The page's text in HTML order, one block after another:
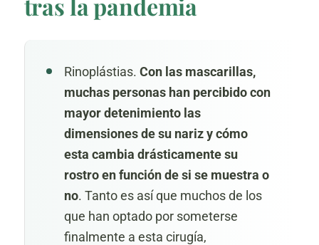
Rinoplástias. Con las mascarillas,
muchas personas han percibido con
mayor detenimiento las
dimensiones de su nariz y cómo
esta cambia drásticamente su
rostro en función de si se muestra o
no. Tanto es así que muchos de los
que han optado por someterse
finalmente a esta cirugía,